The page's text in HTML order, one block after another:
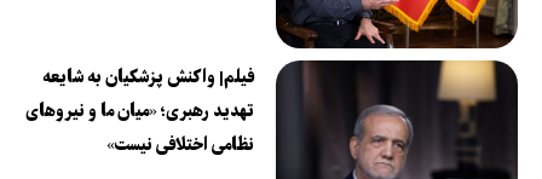
فیلم| واکنش پزشکیان به شایعه
تهدید رهبری؛ «میان ما و نیروهای
نظامی اختلافی نیست»